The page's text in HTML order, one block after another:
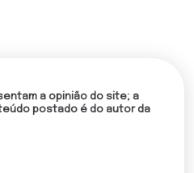
a opinião do site; a
postado é do autor da